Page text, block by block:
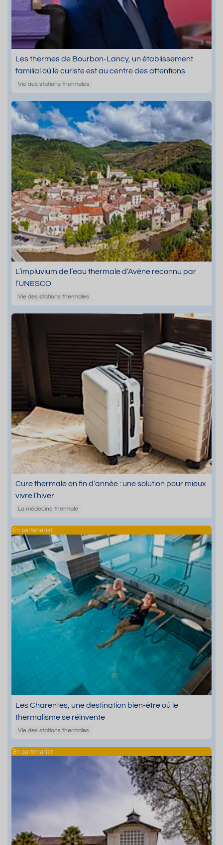
Les thermes de Bourbon-Lancy, un établissement
familial où le curiste est au centre des attentions
Vie des stations thermales
L’impluvium de l’eau thermale d’Avène reconnu par
l’UNESCO
Vie des stations thermales
Cure thermale en fin d’année : une solution pour mieux
vivre l’hiver
La médecine thermale
Les Charentes, une destination bien-être où le
thermalisme se réinvente
Vie des stations thermales